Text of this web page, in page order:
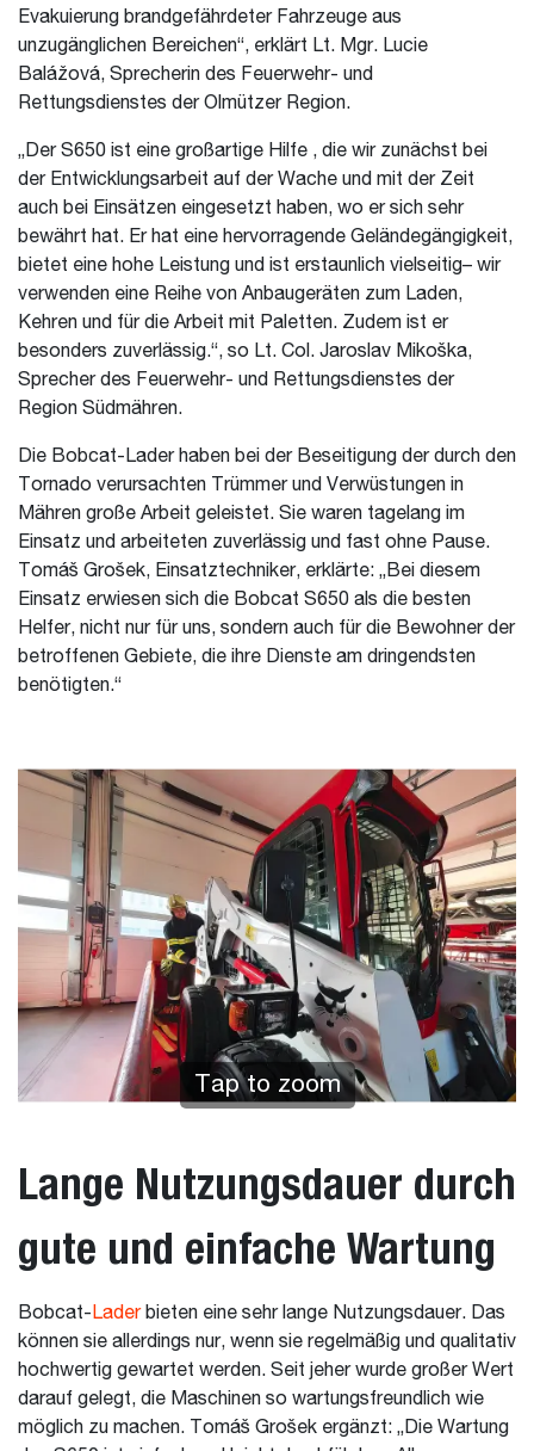
Evakuierung brandgefährdeter Fahrzeuge aus
unzugänglichen Bereichen“, erklärt Lt. Mgr. Lucie
Balážová, Sprecherin des Feuerwehr- und
Rettungsdienstes der Olmützer Region.
„Der S650 ist eine großartige Hilfe , die wir zunächst bei
der Entwicklungsarbeit auf der Wache und mit der Zeit
auch bei Einsätzen eingesetzt haben, wo er sich sehr
bewährt hat. Er hat eine hervorragende Geländegängigkeit,
bietet eine hohe Leistung und ist erstaunlich vielseitig– wir
verwenden eine Reihe von Anbaugeräten zum Laden,
Kehren und für die Arbeit mit Paletten. Zudem ist er
besonders zuverlässig.“, so Lt. Col. Jaroslav Mikoška,
Sprecher des Feuerwehr- und Rettungsdienstes der
Region Südmähren.
Die Bobcat-Lader haben bei der Beseitigung der durch den
Tornado verursachten Trümmer und Verwüstungen in
Mähren große Arbeit geleistet. Sie waren tagelang im
Einsatz und arbeiteten zuverlässig und fast ohne Pause.
Tomáš Grošek, Einsatztechniker, erklärte: „Bei diesem
Einsatz erwiesen sich die Bobcat S650 als die besten
Helfer, nicht nur für uns, sondern auch für die Bewohner der
betroffenen Gebiete, die ihre Dienste am dringendsten
benötigten.“
Tap to zoom
Lange Nutzungsdauer durch
gute und einfache Wartung
Bobcat- Laderbieten eine sehr lange Nutzungsdauer. Das
können sie allerdings nur, wenn sie regelmäßig und qualitativ
hochwertig gewartet werden. Seit jeher wurde großer Wert
darauf gelegt, die Maschinen so wartungsfreundlich wie
möglich zu machen. Tomáš Grošek ergänzt: „Die Wartung